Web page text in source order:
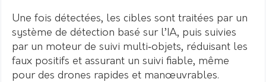
Une fois détectées, les cibles sont traitées par un
système de détection basé sur l’IA, puis suivies
par un moteur de suivi multi‑objets, réduisant les
faux positifs et assurant un suivi fiable, même
pour des drones rapides et manœuvrables.